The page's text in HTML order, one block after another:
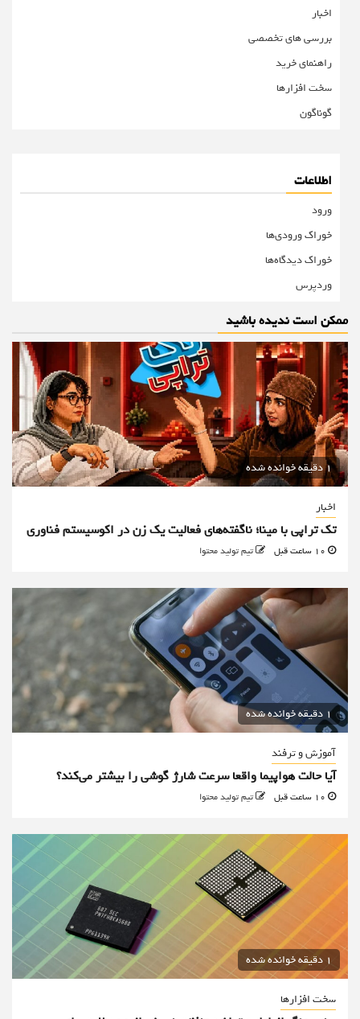
اخبار
بررسی های تخصصی
راهنمای خرید
سخت افزارها
گوناگون
اطلاعات
ورود
خوراک ورودی‌ها
خوراک دیدگاه‌ها
وردپرس
ممکن است ندیده باشید
1 دقیقه خوانده شده
اخبار
تک تراپی با مینا؛ ناگفته‌های فعالیت یک زن در اکوسیستم فناوری
تیم تولید محتوا
1 دقیقه خوانده شده
آموزش و ترفند
آیا حالت هواپیما واقعا سرعت شارژ گوشی را بیشتر می‌کند؟
تیم تولید محتوا
1 دقیقه خوانده شده
سخت افزارها